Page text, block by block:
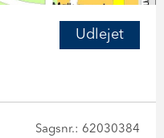
Udlejet
Sagsnr.: 62030384